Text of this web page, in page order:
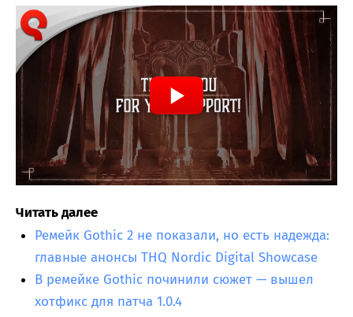
Читать далее
Ремейк Gothic 2 не показали, но есть надежда:
главные анонсы THQ Nordic Digital Showcase
В ремейке Gothic починили сюжет — вышел
хотфикс для патча 1.0.4